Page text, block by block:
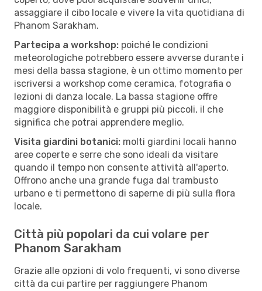
assaggiare il cibo locale e vivere la vita quotidiana di
Phanom Sarakham.
Partecipa a workshop: poiché le condizioni
meteorologiche potrebbero essere avverse durante i
mesi della bassa stagione, è un ottimo momento per
iscriversi a workshop come ceramica, fotografia o
lezioni di danza locale. La bassa stagione offre
maggiore disponibilità e gruppi più piccoli, il che
significa che potrai apprendere meglio.
Visita giardini botanici: molti giardini locali hanno
aree coperte e serre che sono ideali da visitare
quando il tempo non consente attività all'aperto.
Offrono anche una grande fuga dal trambusto
urbano e ti permettono di saperne di più sulla flora
locale.
Città più popolari da cui volare per
Phanom Sarakham
Grazie alle opzioni di volo frequenti, vi sono diverse
città da cui partire per raggiungere Phanom